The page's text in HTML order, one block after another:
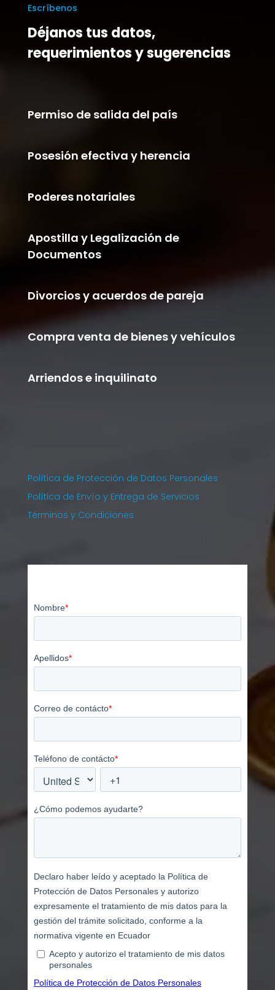
Escríbenos
Déjanos tus datos,
requerimientos y sugerencias
Permiso de salida del país
Posesión efectiva y herencia
Poderes notariales
Apostilla y Legalización de
Documentos
Divorcios y acuerdos de pareja
Compra venta de bienes y vehículos
Arriendos e inquilinato
Política de Protección de Datos Personales
Política de Envío y Entrega de Servicios
Términos y Condiciones